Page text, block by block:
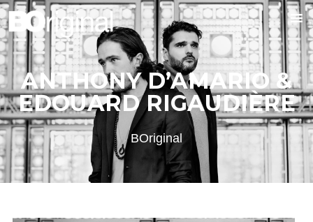
ANTHONY D’AMARIO &
EDOUARD RIGAUDIÈRE
BOriginal